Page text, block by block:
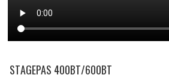
STAGEPAS 400BT/600BT